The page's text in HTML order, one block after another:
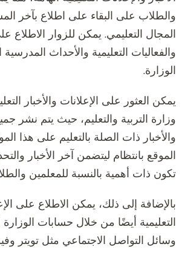
والطلاب على البقاء على اطلاع بآخر
المجال التعليمي. يمكن للزوار الاطلاع
والفعاليات التعليمية والأحداث المدرسية
الوزارة.
يمكن العثور على الإعلانات والأخبار
وزارة التربية والتعليم، حيث يتم نشر
والأخبار ذات الصلة بالتعليم على هذا
الموقع بانتظام ليتضمن آخر الأخبار
تكون ذات أهمية بالنسبة للمعلمين
بالإضافة إلى ذلك، يمكن الاطلاع على
التعليمية أيضًا من خلال حسابات
وسائل التواصل الاجتماعي مثل تويتر